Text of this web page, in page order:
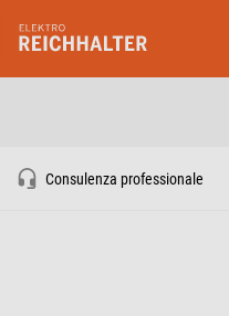
Consulenza professionale